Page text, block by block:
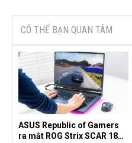
CÓ THỂ BẠN QUAN TÂM
ASUS Republic of Gamers
ra mắt ROG Strix SCAR 18